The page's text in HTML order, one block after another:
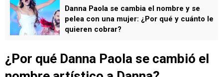
Danna Paola se cambia el nombre y se
pelea con una mujer: ¿Por qué y cuánto le
quieren cobrar?
¿Por qué Danna Paola se cambió el